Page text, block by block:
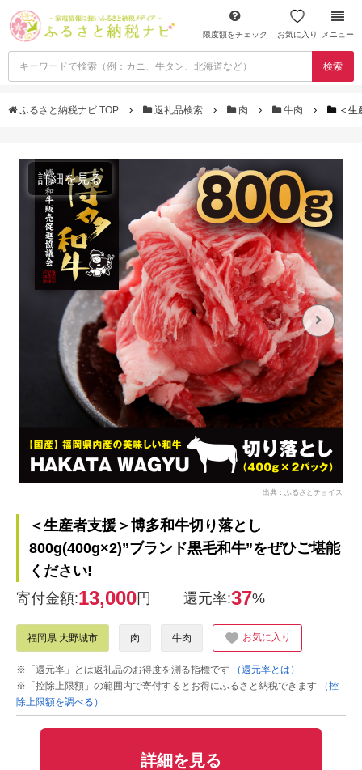
限度額をチェック お気に入り メニュー
検索
ふるさと納税ナビ TOP 返礼品検索 肉 牛肉 ＜
詳細を見る
出典：ふるさとチョイス
＜生産者支援＞博多和牛切り落とし
800g(400g×2)”ブランド黒毛和牛”をぜひご堪能
ください!
寄付金額:13,000円 還元率:37%
福岡県 大野城市 肉 牛肉 お気に入り
※「還元率」とは返礼品のお得度を測る指標です
（還元率とは）
※「控除上限額」の範囲内で寄付するとお得にふるさと納税できます
（控
除上限額を調べる）
詳細を見る